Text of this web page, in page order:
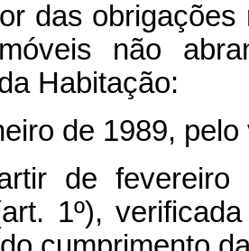
das
não
Habitação:
de 1989,
de fevereiro
1º),